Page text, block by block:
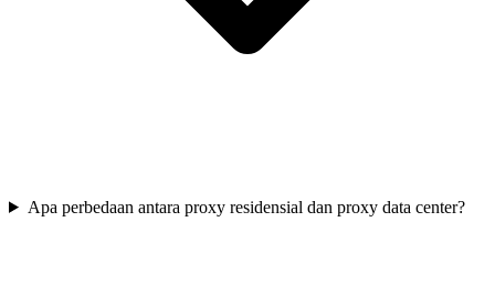
Apa perbedaan antara proxy residensial dan proxy data center?